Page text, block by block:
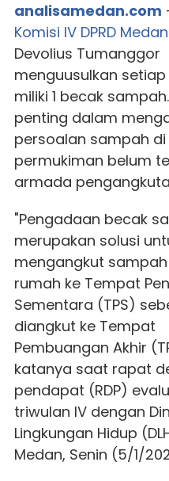
analisamedan.com
Komisi IV DPRD Medan
Devolius Tumanggor
menguusulkan
miliki 1 becak
penting dalam
persoalan sampah
permukiman belum
armada
"Pengadaan becak
merupakan solusi
mengangkut
rumah ke Tempat
Sementara (TPS)
diangkut ke Tempat
Pembuangan Akhir
katanya saat rapat
pendapat (RDP)
triwulan IV dengan
Lingkungan Hidup
Medan, Senin (5/1/